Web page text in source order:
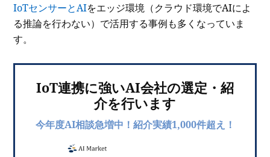
IoTセンサーとAIをエッジ環境（クラウド環境でAIによ
る推論を行わない）で活用する事例も多くなっていま
す。
IoT連携に強いAI会社の選定・紹
介を行います
今年度AI相談急増中！紹介実績1,000件超え！